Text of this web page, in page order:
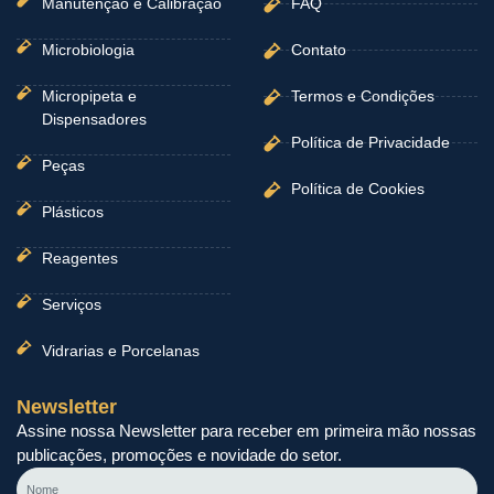
Manutenção e Calibração
Microbiologia
Micropipeta e
Dispensadores
Peças
Plásticos
Reagentes
Serviços
Vidrarias e Porcelanas
FAQ
Contato
Termos e Condições
Política de Privacidade
Política de Cookies
Newsletter
Assine nossa Newsletter para receber em primeira mão nossas
publicações, promoções e novidade do setor.
Nome